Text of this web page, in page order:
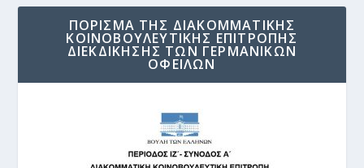
ΠΟΡΙΣΜΑ ΤΗΣ ΔΙΑΚΟΜΜΑΤΙΚΗΣ
ΚΟΙΝΟΒΟΥΛΕΥΤΙΚΗΣ ΕΠΙΤΡΟΠΗΣ
ΔΙΕΚΔΙΚΗΣΗΣ ΤΩΝ ΓΕΡΜΑΝΙΚΩΝ
ΟΦΕΙΛΩΝ